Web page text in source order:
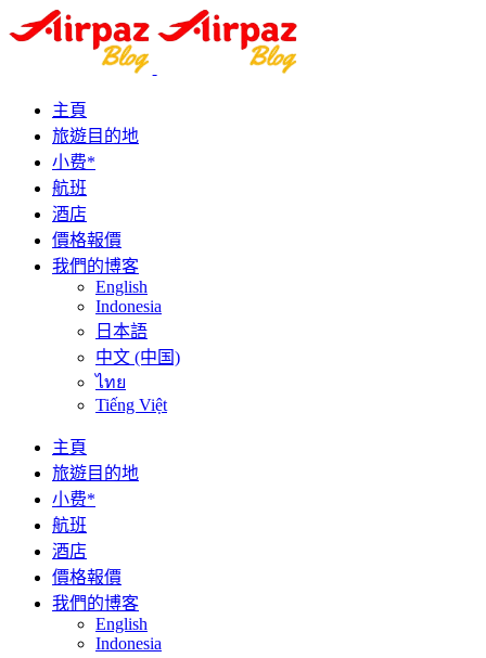
主頁
旅遊目的地
小费*
航班
酒店
價格報價
我們的博客
English
Indonesia
日本語
中文 (中国)
ไทย
Tiếng Việt
主頁
旅遊目的地
小费*
航班
酒店
價格報價
我們的博客
English
Indonesia